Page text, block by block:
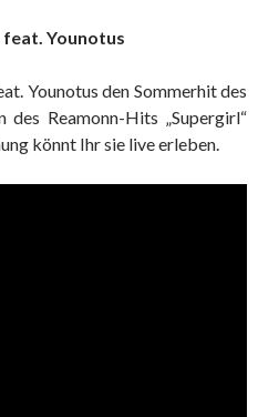
feat. Younotus
Younotus den Sommerhit des
Reamonn-Hits „Supergirl“
könnt Ihr sie live erleben.